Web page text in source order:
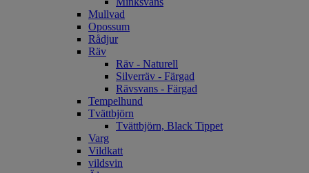
Mullvad
Opossum
Rådjur
Räv
Räv - Naturell
Silverräv - Färgad
Rävsvans - Färgad
Tempelhund
Tvättbjörn
Tvättbjörn, Black Tippet
Varg
Vildkatt
vildsvin